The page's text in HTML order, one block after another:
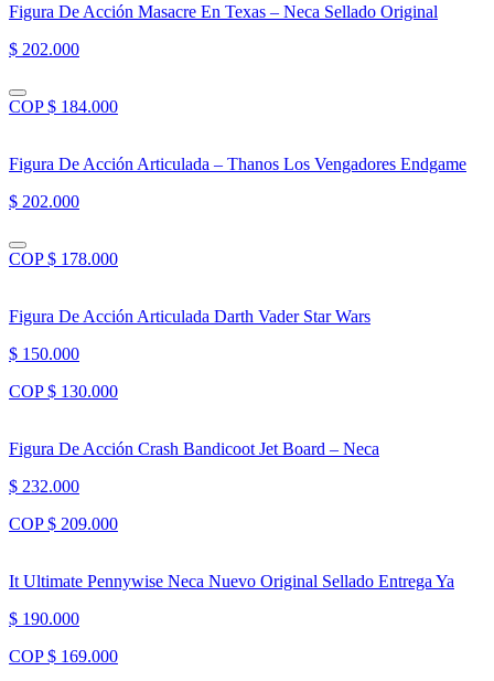
Figura De Acción Masacre En Texas – Neca Sellado Original
$ 202.000
COP $ 184.000
Figura De Acción Articulada – Thanos Los Vengadores Endgame
$ 202.000
COP $ 178.000
Figura De Acción Articulada Darth Vader Star Wars
$ 150.000
COP $ 130.000
Figura De Acción Crash Bandicoot Jet Board – Neca
$ 232.000
COP $ 209.000
It Ultimate Pennywise Neca Nuevo Original Sellado Entrega Ya
$ 190.000
COP $ 169.000